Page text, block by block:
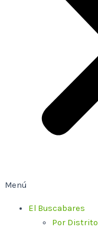
Menú
El Buscabares
Por Distrito